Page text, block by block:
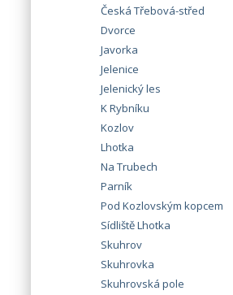
Česká Třebová-střed
Dvorce
Javorka
Jelenice
Jelenický les
K Rybníku
Kozlov
Lhotka
Na Trubech
Parník
Pod Kozlovským kopcem
Sídliště Lhotka
Skuhrov
Skuhrovka
Skuhrovská pole